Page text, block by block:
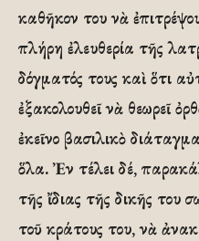
καθῆκον του νὰ
πλήρη ἐλευθερία τῆς
δόγματός τους καὶ ὅτι
ἐξακολουθεῖ νὰ θεωρεῖ
ἐκεῖνο βασιλικὸ
ὅλα. Ἐν τέλει δέ,
τῆς ἴδιας τῆς δικῆς του
τοῦ κράτους του, νὰ